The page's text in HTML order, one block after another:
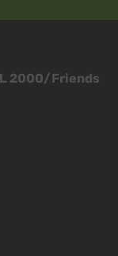
2000/Friends